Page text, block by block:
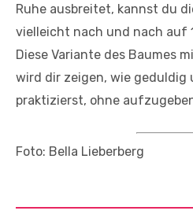
Ruhe ausbreitet, kannst du
vielleicht nach und nach auf
Diese Variante des Baumes
wird dir zeigen, wie geduldig
praktizierst, ohne
Foto: Bella Lieberberg